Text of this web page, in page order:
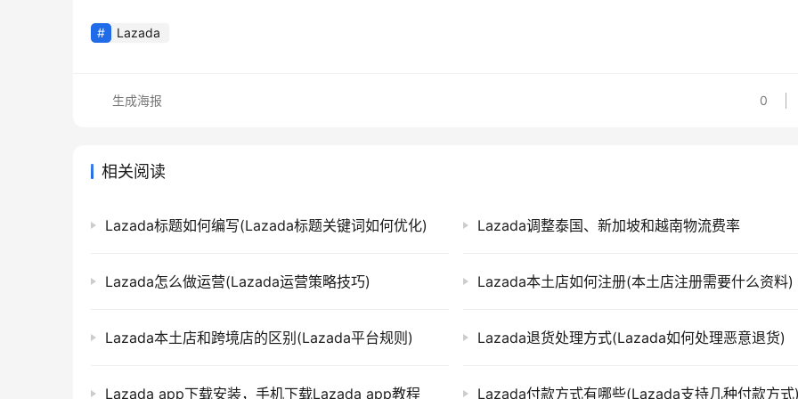
Lazada
0
生成海报
相关阅读
Lazada标题如何编写(Lazada标题关键词如何优化) Lazada调整泰国、新加坡和越南物流费率
Lazada怎么做运营(Lazada运营策略技巧) Lazada本土店如何注册(本土店注册需要什么资料)
Lazada本土店和跨境店的区别(Lazada平台规则) Lazada退货处理方式(Lazada如何处理恶意退货)
Lazada app下载安装，手机下载Lazada app教程 Lazada付款方式有哪些(Lazada支持几种付款方式